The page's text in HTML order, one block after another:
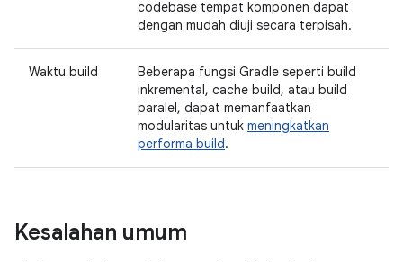
codebase tempat komponen dapat
dengan mudah diuji secara terpisah.
Waktu build
Beberapa fungsi Gradle seperti build
inkremental, cache build, atau build
paralel, dapat memanfaatkan
modularitas untuk meningkatkan
performa build.
Kesalahan umum